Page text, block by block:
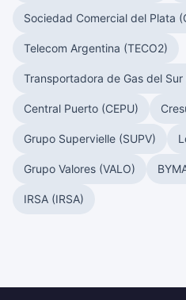
Sociedad Comercial del Plata
Telecom Argentina (TECO2)
Transportadora de Gas del Sur
Central Puerto (CEPU)
Grupo Supervielle (SUPV)
Grupo Valores (VALO)
IRSA (IRSA)